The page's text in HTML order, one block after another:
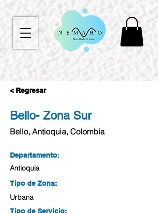
< Regresar
Bello- Zona Sur
Bello, Antioquia, Colombia
Departamento:
Antioquia
Tipo de Zona:
Urbana
Tipo de Servicio: